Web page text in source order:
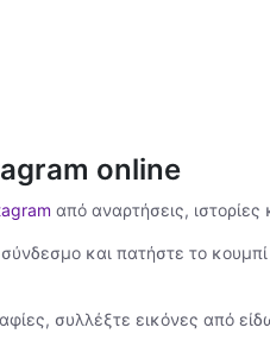
online
από αναρτήσεις, ιστορίες
και πατήστε το
συλλέξτε εικόνες από